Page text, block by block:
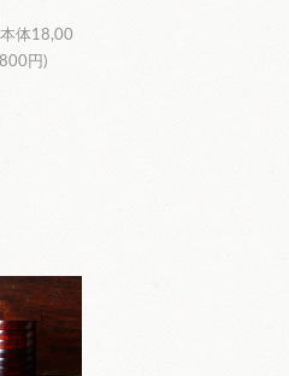
体18,00
円)